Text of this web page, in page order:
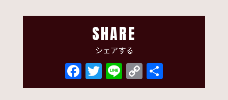
SHARE
シェアする
Facebook
Twitter
LineCopy
Link
有